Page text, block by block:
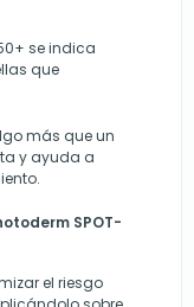
se indica
que
más que un
y ayuda a
SPOT-
el riesgo